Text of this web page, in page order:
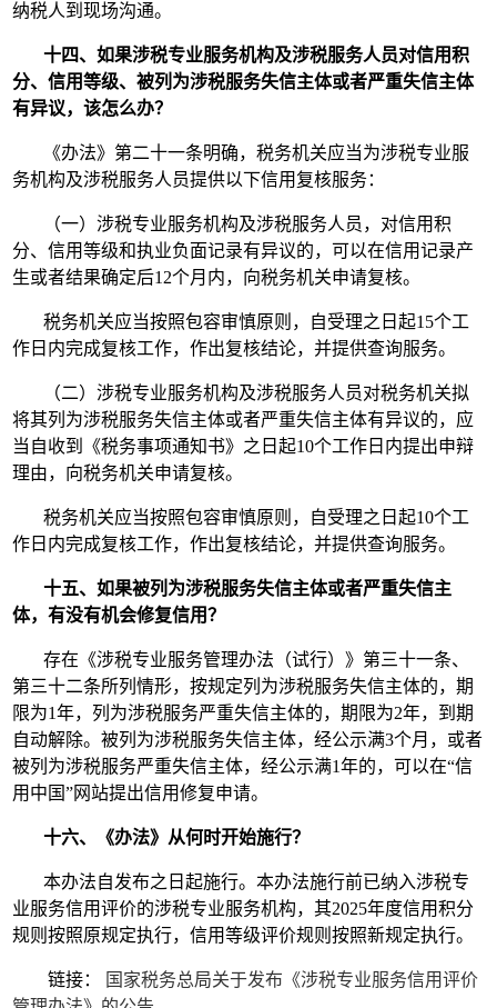
纳税人到现场沟通。
十四、如果涉税专业服务机构及涉税服务人员对信用积
分、信用等级、被列为涉税服务失信主体或者严重失信主体
有异议，该怎么办？
《办法》第二十一条明确，税务机关应当为涉税专业服
务机构及涉税服务人员提供以下信用复核服务：
（一）涉税专业服务机构及涉税服务人员，对信用积
分、信用等级和执业负面记录有异议的，可以在信用记录产
生或者结果确定后12个月内，向税务机关申请复核。
税务机关应当按照包容审慎原则，自受理之日起15个工
作日内完成复核工作，作出复核结论，并提供查询服务。
（二）涉税专业服务机构及涉税服务人员对税务机关拟
将其列为涉税服务失信主体或者严重失信主体有异议的，应
当自收到《税务事项通知书》之日起10个工作日内提出申辩
理由，向税务机关申请复核。
税务机关应当按照包容审慎原则，自受理之日起10个工
作日内完成复核工作，作出复核结论，并提供查询服务。
十五、如果被列为涉税服务失信主体或者严重失信主
体，有没有机会修复信用？
存在《涉税专业服务管理办法（试行）》第三十一条、
第三十二条所列情形，按规定列为涉税服务失信主体的，期
限为1年，列为涉税服务严重失信主体的，期限为2年，到期
自动解除。被列为涉税服务失信主体，经公示满3个月，或者
被列为涉税服务严重失信主体，经公示满1年的，可以在“信
用中国”网站提出信用修复申请。
十六、《办法》从何时开始施行？
本办法自发布之日起施行。本办法施行前已纳入涉税专
业服务信用评价的涉税专业服务机构，其2025年度信用积分
规则按照原规定执行，信用等级评价规则按照新规定执行。
链接：
国家税务总局关于发布《涉税专业服务信用评价